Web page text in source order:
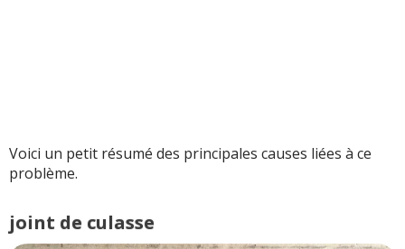
Voici un petit résumé des principales causes liées à ce
problème.
joint de culasse